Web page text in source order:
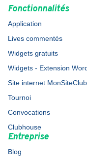
Fonctionnalités
Application
Lives commentés
Widgets gratuits
Widgets - Extension
Site internet MonSiteClub
Tournoi
Convocations
Clubhouse
Entreprise
Blog